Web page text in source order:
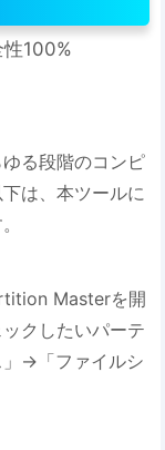
性100%
る段階のコンピ
は、本ツールに
Masterを開
クしたいパーテ
」→「ファイルシ